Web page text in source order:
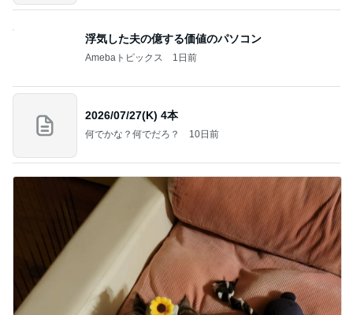
浮気した夫の億する価値のパソコン
Amebaトピックス 1日前
2026/07/27(K) 4本
何でかな？何でだろ？ 10日前